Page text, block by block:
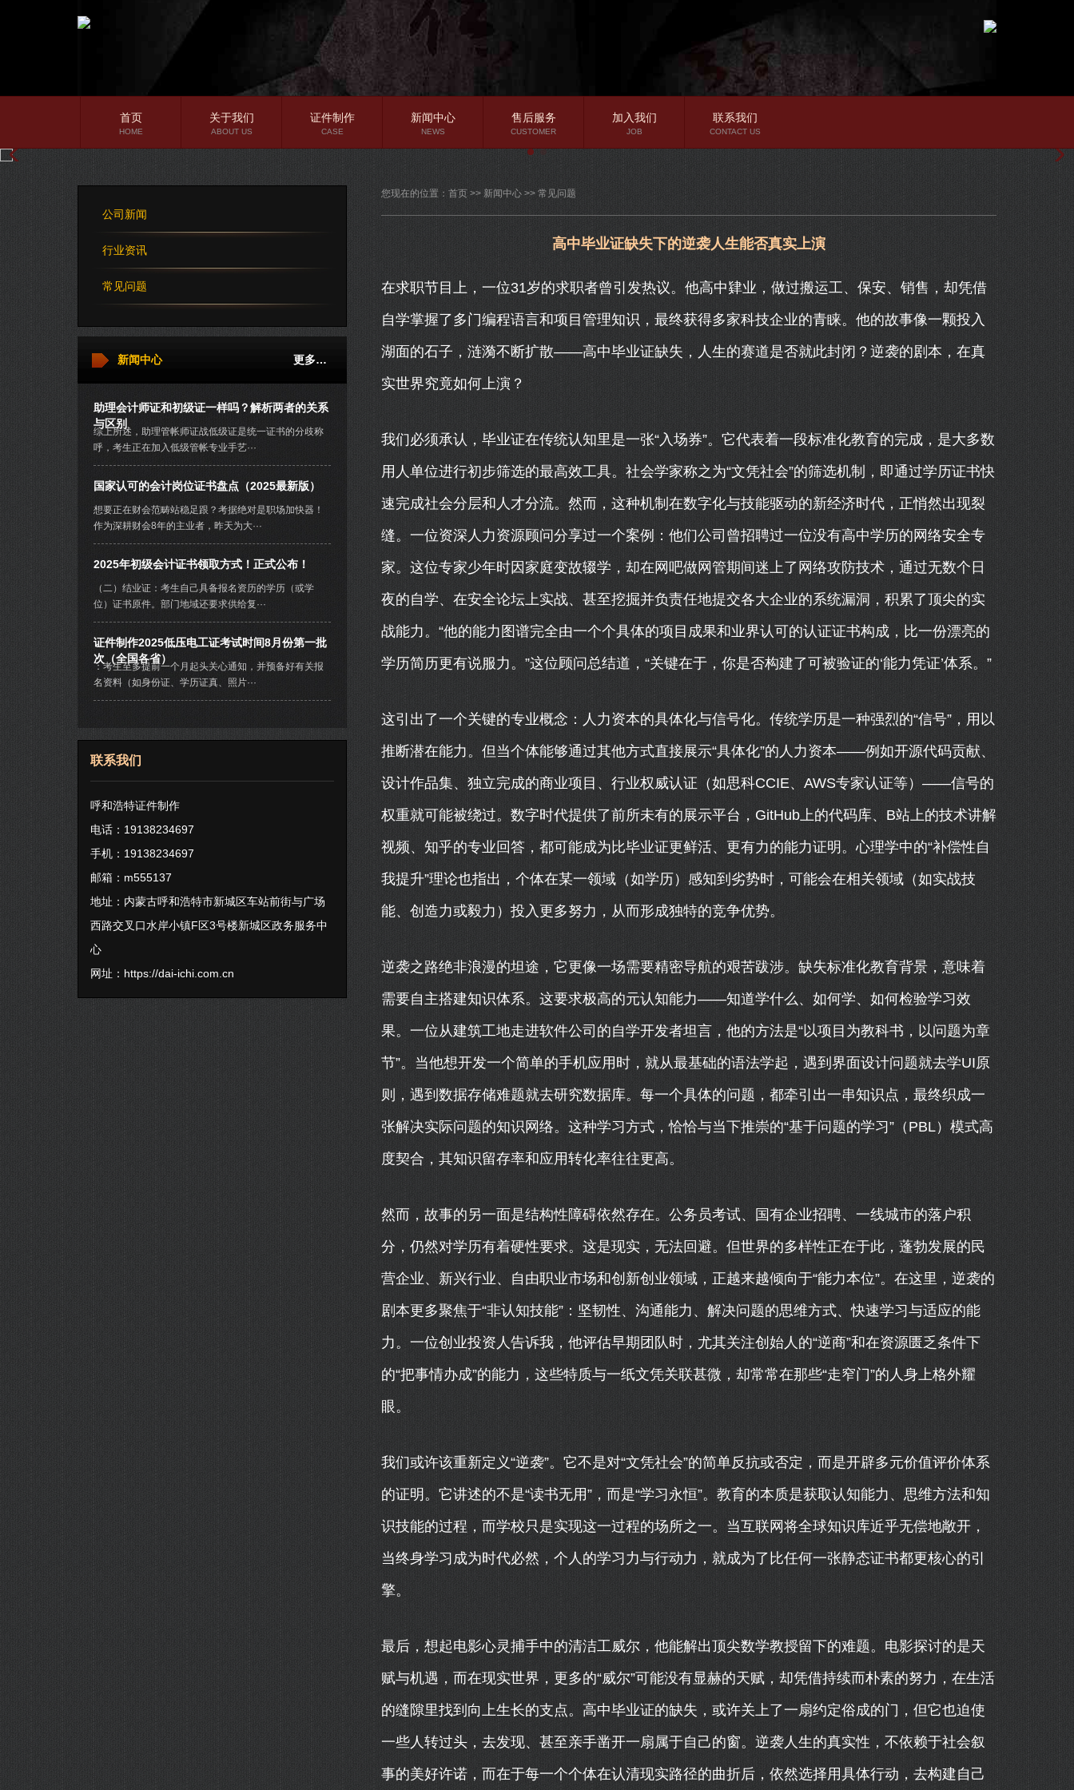
行业资讯
常见问题
首页
HOME
关于我们
ABOUT US
证件制作
CASE
新闻中心
NEWS
售后服务
CUSTOMER
加入我们
JOB
联系我们
CONTACT US
公司新闻
行业资讯
常见问题
更多…
新闻中心
助理会计师证和初级证一样吗？解析两者的关系
与区别
综上所述，助理管帐师证战低级证是统一证书的分歧称
呼，考生正在加入低级管帐专业手艺···
国家认可的会计岗位证书盘点（2025最新版）
想要正在财会范畴站稳足跟？考据绝对是职场加快器！
作为深耕财会8年的主业者，昨天为大···
2025年初级会计证书领取方式！正式公布！
（二）结业证：考生自己具备报名资历的学历（或学
位）证书原件。部门地域还要求供给复···
证件制作2025低压电工证考试时间8月份第一批
次（全国各省）
：考生至多提前一个月起头关心通知，并预备好有关报
名资料（如身份证、学历证真、照片···
联系我们
呼和浩特证件制作
电话：19138234697
手机：19138234697
邮箱：m555137
地址：内蒙古呼和浩特市新城区车站前街与广场
西路交叉口水岸小镇F区3号楼新城区政务服务中
心
网址： https://dai-ichi.com.cn
您现在的位置： 首页 >> 新闻中心 >> 常见问题
高中毕业证缺失下的逆袭人生能否真实上演
在求职节目上，一位31岁的求职者曾引发热议。他高中肄业，做过搬运工、保安、销售，却凭借
自学掌握了多门编程语言和项目管理知识，最终获得多家科技企业的青睐。他的故事像一颗投入
湖面的石子，涟漪不断扩散——高中毕业证缺失，人生的赛道是否就此封闭？逆袭的剧本，在真
实世界究竟如何上演？
我们必须承认，毕业证在传统认知里是一张“入场券”。它代表着一段标准化教育的完成，是大多数
用人单位进行初步筛选的最高效工具。社会学家称之为“文凭社会”的筛选机制，即通过学历证书快
速完成社会分层和人才分流。然而，这种机制在数字化与技能驱动的新经济时代，正悄然出现裂
缝。一位资深人力资源顾问分享过一个案例：他们公司曾招聘过一位没有高中学历的网络安全专
家。这位专家少年时因家庭变故辍学，却在网吧做网管期间迷上了网络攻防技术，通过无数个日
夜的自学、在安全论坛上实战、甚至挖掘并负责任地提交各大企业的系统漏洞，积累了顶尖的实
战能力。“他的能力图谱完全由一个个具体的项目成果和业界认可的认证证书构成，比一份漂亮的
学历简历更有说服力。”这位顾问总结道，“关键在于，你是否构建了可被验证的‘能力凭证’体系。”
这引出了一个关键的专业概念：人力资本的具体化与信号化。传统学历是一种强烈的“信号”，用以
推断潜在能力。但当个体能够通过其他方式直接展示“具体化”的人力资本——例如开源代码贡献、
设计作品集、独立完成的商业项目、行业权威认证（如思科CCIE、AWS专家认证等）——信号的
权重就可能被绕过。数字时代提供了前所未有的展示平台，GitHub上的代码库、B站上的技术讲解
视频、知乎的专业回答，都可能成为比毕业证更鲜活、更有力的能力证明。心理学中的“补偿性自
我提升”理论也指出，个体在某一领域（如学历）感知到劣势时，可能会在相关领域（如实战技
能、创造力或毅力）投入更多努力，从而形成独特的竞争优势。
逆袭之路绝非浪漫的坦途，它更像一场需要精密导航的艰苦跋涉。缺失标准化教育背景，意味着
需要自主搭建知识体系。这要求极高的元认知能力——知道学什么、如何学、如何检验学习效
果。一位从建筑工地走进软件公司的自学开发者坦言，他的方法是“以项目为教科书，以问题为章
节”。当他想开发一个简单的手机应用时，就从最基础的语法学起，遇到界面设计问题就去学UI原
则，遇到数据存储难题就去研究数据库。每一个具体的问题，都牵引出一串知识点，最终织成一
张解决实际问题的知识网络。这种学习方式，恰恰与当下推崇的“基于问题的学习”（PBL）模式高
度契合，其知识留存率和应用转化率往往更高。
然而，故事的另一面是结构性障碍依然存在。公务员考试、国有企业招聘、一线城市的落户积
分，仍然对学历有着硬性要求。这是现实，无法回避。但世界的多样性正在于此，蓬勃发展的民
营企业、新兴行业、自由职业市场和创新创业领域，正越来越倾向于“能力本位”。在这里，逆袭的
剧本更多聚焦于“非认知技能”：坚韧性、沟通能力、解决问题的思维方式、快速学习与适应的能
力。一位创业投资人告诉我，他评估早期团队时，尤其关注创始人的“逆商”和在资源匮乏条件下
的“把事情办成”的能力，这些特质与一纸文凭关联甚微，却常常在那些“走窄门”的人身上格外耀
眼。
我们或许该重新定义“逆袭”。它不是对“文凭社会”的简单反抗或否定，而是开辟多元价值评价体系
的证明。它讲述的不是“读书无用”，而是“学习永恒”。教育的本质是获取认知能力、思维方法和知
识技能的过程，而学校只是实现这一过程的场所之一。当互联网将全球知识库近乎无偿地敞开，
当终身学习成为时代必然，个人的学习力与行动力，就成为了比任何一张静态证书都更核心的引
擎。
最后，想起电影心灵捕手中的清洁工威尔，他能解出顶尖数学教授留下的难题。电影探讨的是天
赋与机遇，而在现实世界，更多的“威尔”可能没有显赫的天赋，却凭借持续而朴素的努力，在生活
的缝隙里找到向上生长的支点。高中毕业证的缺失，或许关上了一扇约定俗成的门，但它也迫使
一些人转过头，去发现、甚至亲手凿开一扇属于自己的窗。逆袭人生的真实性，不依赖于社会叙
事的美好许诺，而在于每一个个体在认清现实路径的曲折后，依然选择用具体行动，去构建自己